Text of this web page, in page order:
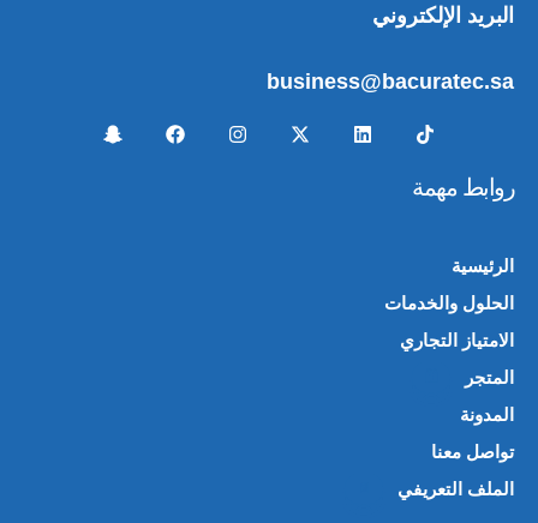
البريد الإلكتروني
business@bacuratec.sa
روابط مهمة
الرئيسية
الحلول والخدمات
الامتياز التجاري
المتجر
المدونة
تواصل معنا
الملف التعريفي